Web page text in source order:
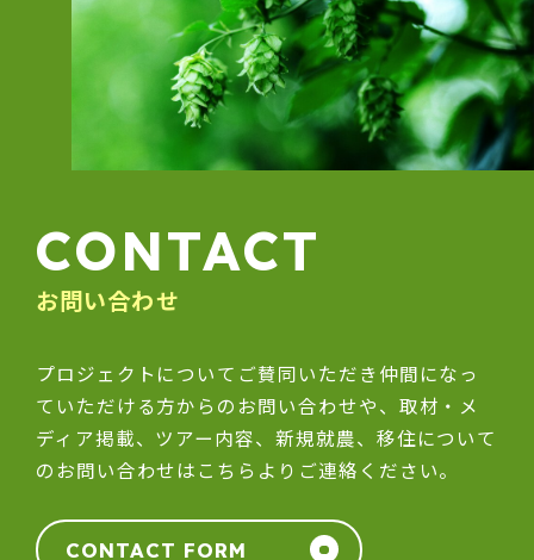
CONTACT
お問い合わせ
プロジェクトについてご賛同いただき仲間になっ
ていただける方からのお問い合わせや、取材・メ
ディア掲載、ツアー内容、新規就農、移住について
のお問い合わせはこちらよりご連絡ください。
CONTACT FORM